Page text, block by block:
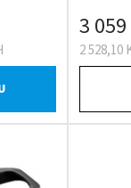
2 528,10
3